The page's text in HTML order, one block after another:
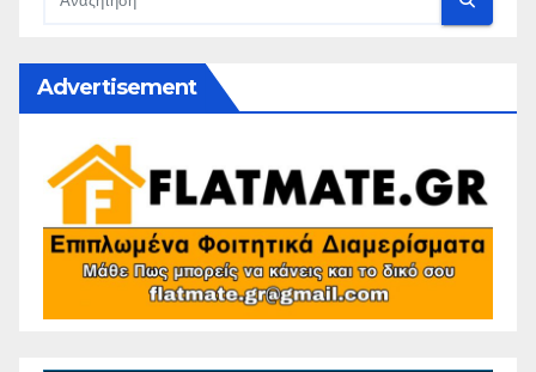
Advertisement